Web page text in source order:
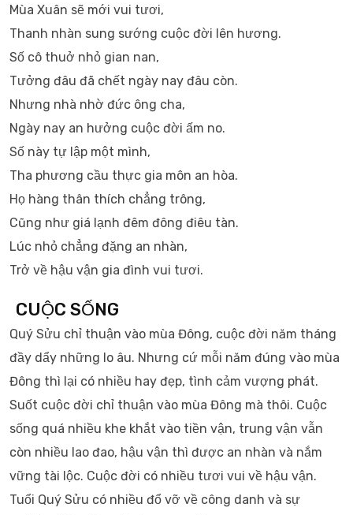
Mùa Xuân sẽ mới vui tươi,
Thanh nhàn sung sướng cuộc đời lên hương.
Số cô thuở nhỏ gian nan,
Tưởng đâu đã chết ngày nay đâu còn.
Nhưng nhà nhờ đức ông cha,
Ngày nay an hưởng cuộc đời ấm no.
Số này tự lập một mình,
Tha phương cầu thực gia môn an hòa.
Họ hàng thân thích chẳng trông,
Cũng như giá lạnh đêm đông điêu tàn.
Lúc nhỏ chẳng đặng an nhàn,
Trở về hậu vận gia đình vui tươi.
CUỘC SỐNG
Quý Sửu chỉ thuận vào mùa Đông, cuộc đời năm tháng
đầy dẩy những lo âu. Nhưng cứ mỗi năm đúng vào mùa
Đông thì lại có nhiều hay đẹp, tình cảm vượng phát.
Suốt cuộc đời chỉ thuận vào mùa Đông mà thôi. Cuộc
sống quá nhiều khe khắt vào tiền vận, trung vận vẫn
còn nhiều lao đao, hậu vận thì được an nhàn và nắm
vững tài lộc. Cuộc đời có nhiều tươi vui về hậu vận.
Tuổi Quý Sửu có nhiều đổ vỡ về công danh và sự